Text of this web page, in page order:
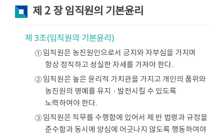
제 2 장 임직원의 기본윤리
제 3조(임직원의 기본윤리)
① 임직원은 농진원인으로서 긍지와 자부심을 가지며
항상 정직하고 성실한 자세를 가져야 한다.
② 임직원은 높은 윤리적 가치관을 가지고 개인의 품위와
농진원의 명예를 유지ㆍ발전시킬 수 있도록
노력하여야 한다.
③ 임직원은 직무를 수행함에 있어서 제 반 법령과 규정을
준수함과 동시에 양심에 어긋나지 않도록 행동하여야